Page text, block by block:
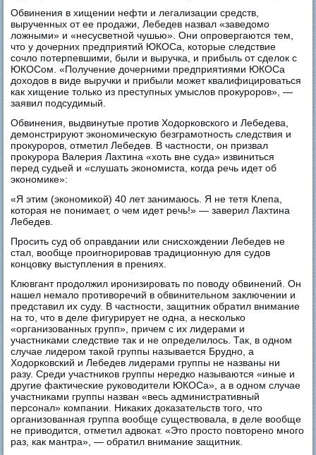
Обвинения в хищении нефти и легализации средств,
вырученных от ее продажи, Лебедев назвал «заведомо
ложными» и «несусветной чушью». Они опровергаются тем,
что у дочерних предприятий ЮКОСа, которые следствие
сочло потерпевшими, были и выручка, и прибыль от сделок с
ЮКОСом. «Получение дочерними предприятиями ЮКОСа
доходов в виде выручки и прибыли может квалифицироваться
как хищение только из преступных умыслов прокуроров», —
заявил подсудимый.
Обвинения, выдвинутые против Ходорковского и Лебедева,
демонстрируют экономическую безграмотность следствия и
прокуроров, отметил Лебедев. В частности, он призвал
прокурора Валерия Лахтина «хоть вне суда» извиниться
перед судьей и «слушать экономиста, когда речь идет об
экономике»:
«Я этим (экономикой) 40 лет занимаюсь. Я не тетя Клепа,
которая не понимает, о чем идет речь!» — заверил Лахтина
Лебедев.
Просить суд об оправдании или снисхождении Лебедев не
стал, вообще проигнорировав традиционную для судов
концовку выступления в прениях.
Клювгант продолжил иронизировать по поводу обвинений. Он
нашел немало противоречий в обвинительном заключении и
представил их суду. В частности, защитник обратил внимание
на то, что в деле фигурирует не одна, а несколько
«организованных групп», причем с их лидерами и
участниками следствие так и не определилось. Так, в одном
случае лидером такой группы называется Брудно, а
Ходорковский и Лебедев лидерами группы не названы ни
разу. Среди участников группы нередко называются «иные и
другие фактические руководители ЮКОСа», а в одном случае
участниками группы назван «весь административный
персонал» компании. Никаких доказательств того, что
организованная группа вообще существовала, в деле вообще
не приводится, отметил адвокат. «Это просто повторено много
раз, как мантра», — обратил внимание защитник.